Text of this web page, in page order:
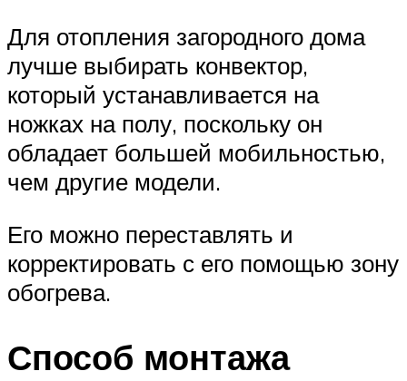
Для отопления загородного дома
лучше выбирать конвектор,
который устанавливается на
ножках на полу, поскольку он
обладает большей мобильностью,
чем другие модели.
Его можно переставлять и
корректировать с его помощью зону
обогрева.
Способ монтажа